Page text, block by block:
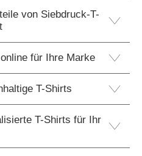
von Siebdruck-T-
für Ihre Marke
T-Shirts
T-Shirts für Ihr